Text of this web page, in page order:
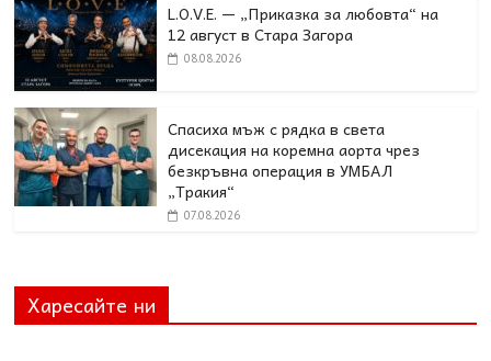
L.O.V.E. — „Приказка за любовта“ на
12 август в Стара Загора
08.08.2026
Спасиха мъж с рядка в света
дисекация на коремна аорта чрез
безкръвна операция в УМБАЛ
„Тракия“
07.08.2026
Харесайте ни